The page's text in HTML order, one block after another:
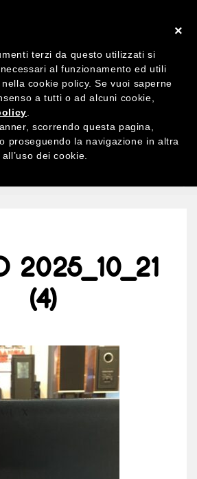
2025_10_21
(4)
×
terzi da questo utilizzati si
al funzionamento ed utili
cookie policy. Se vuoi saperne
a tutti o ad alcuni cookie,
scorrendo questa pagina,
proseguendo la navigazione in altra
dei cookie.